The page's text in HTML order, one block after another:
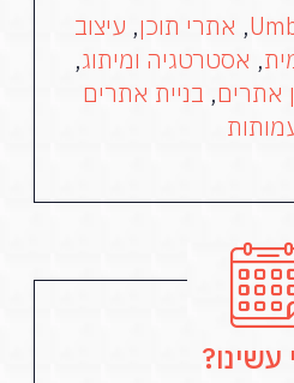
, אתרי תוכן, עיצוב
, אסטרטגיה ומיתוג,
אתרים, בניית אתרים
עשינו?